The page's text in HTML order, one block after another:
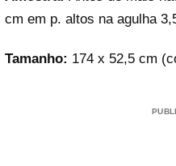
cm em p. altos na agulha
Tamanho: 174 x 52,5 cm